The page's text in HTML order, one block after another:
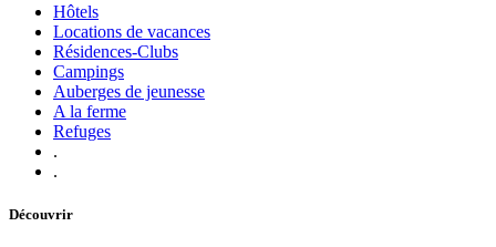
Hôtels
Locations de vacances
Résidences-Clubs
Campings
Auberges de jeunesse
A la ferme
Refuges
.
.
Découvrir